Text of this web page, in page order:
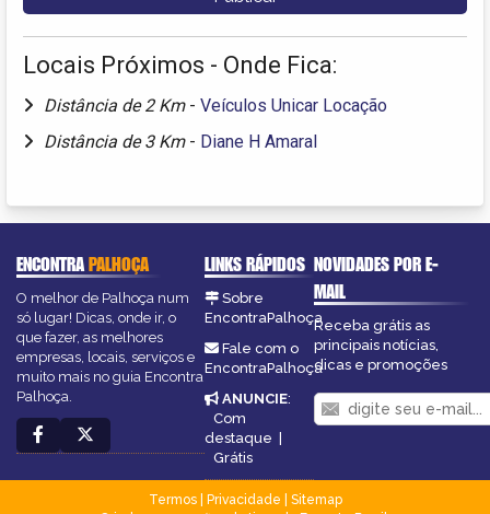
Locais Próximos - Onde Fica:
Distância de 2 Km - Veículos Unicar Locação
Distância de 3 Km - Diane H Amaral
ENCONTRAPALHOÇA
O melhor de Palhoça num
só lugar! Dicas, onde ir, o
que fazer, as melhores
empresas, locais, serviços e
muito mais no guia Encontra
Palhoça.
LINKS RÁPIDOS
Sobre
EncontraPalhoça
Fale com o
EncontraPalhoça
ANUNCIE:
Com
destaque
Grátis
NOVIDADES POR E-
MAIL
Receba grátis as
principais notícias,
dicas e promoções
Termos| Privacidade
Sitemap